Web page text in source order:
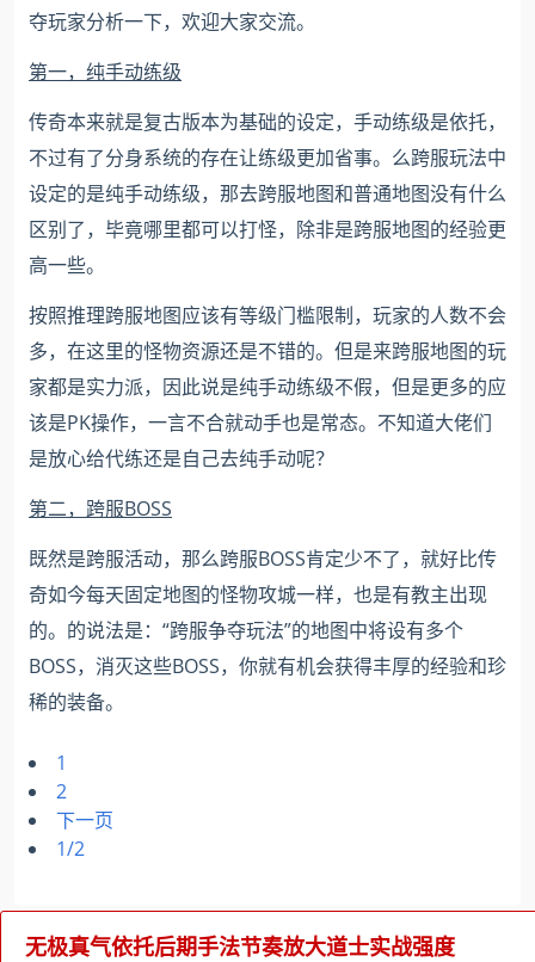
夺玩家分析一下，欢迎大家交流。
第一，纯手动练级
传奇本来就是复古版本为基础的设定，手动练级是依托，
不过有了分身系统的存在让练级更加省事。么跨服玩法中
设定的是纯手动练级，那去跨服地图和普通地图没有什么
区别了，毕竟哪里都可以打怪，除非是跨服地图的经验更
高一些。
按照推理跨服地图应该有等级门槛限制，玩家的人数不会
多，在这里的怪物资源还是不错的。但是来跨服地图的玩
家都是实力派，因此说是纯手动练级不假，但是更多的应
该是PK操作，一言不合就动手也是常态。不知道大佬们
是放心给代练还是自己去纯手动呢？
第二，跨服BOSS
既然是跨服活动，那么跨服BOSS肯定少不了，就好比传
奇如今每天固定地图的怪物攻城一样，也是有教主出现
的。的说法是：“跨服争夺玩法”的地图中将设有多个
BOSS，消灭这些BOSS，你就有机会获得丰厚的经验和珍
稀的装备。
1
2
下一页
1/2
无极真气依托后期手法节奏放大道士实战强度